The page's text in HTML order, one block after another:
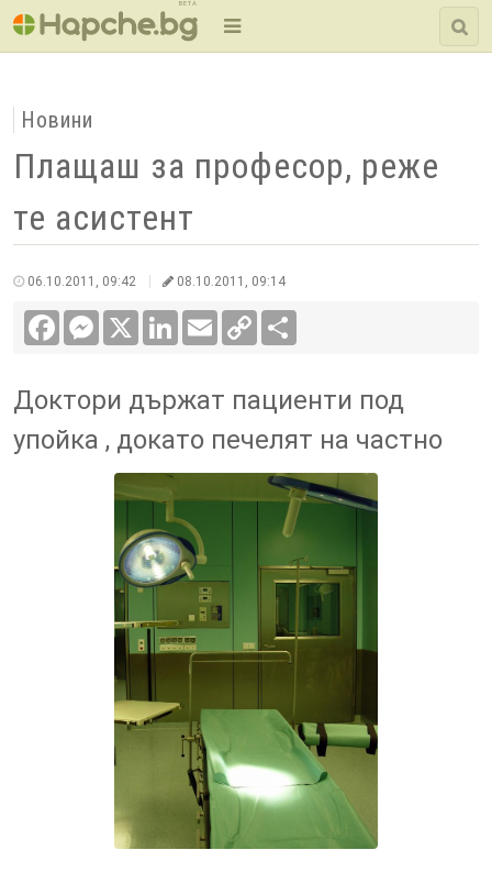
BETA
Новини
Плащаш за професор, реже
те асистент
06.10.2011, 09:42 08.10.2011, 09:14
FacebookMessenger LinkedInEmail
Copy
Link
Доктори държат пациенти под
упойка , докато печелят на частно